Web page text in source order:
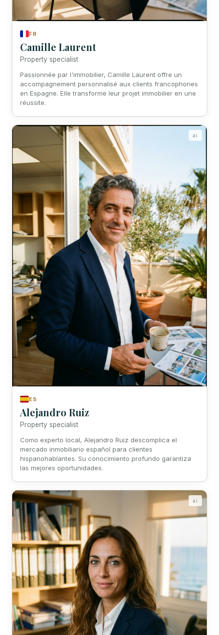
FR
Camille Laurent
Property specialist
Passionnée par l'immobilier, Camille Laurent offre un
accompagnement personnalisé aux clients francophones
en Espagne. Elle transforme leur projet immobilier en une
réussite.
ai
ES
Alejandro Ruiz
Property specialist
Como experto local, Alejandro Ruiz descomplica el
mercado inmobiliario español para clientes
hispanohablantes. Su conocimiento profundo garantiza
las mejores oportunidades.
ai